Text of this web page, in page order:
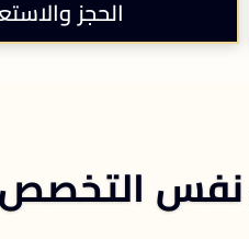
الحجز
نفس